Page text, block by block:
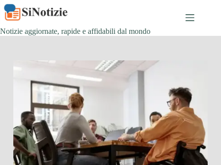
Salta
al
contenuto
Notizie aggiornate, rapide e affidabili dal mondo